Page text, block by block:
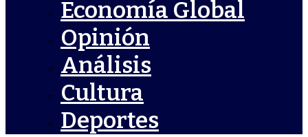
Economía Global
Opinión
Análisis
Cultura
Deportes